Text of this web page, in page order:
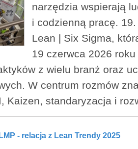
narzędzia wspierają
i codzienną pracę.
Lean | Six Sigma,
19 czerwca 2026 roku
z wielu branż oraz
W centrum rozmów
Kaizen, standaryzacja i
- relacja z Lean Trendy 2025